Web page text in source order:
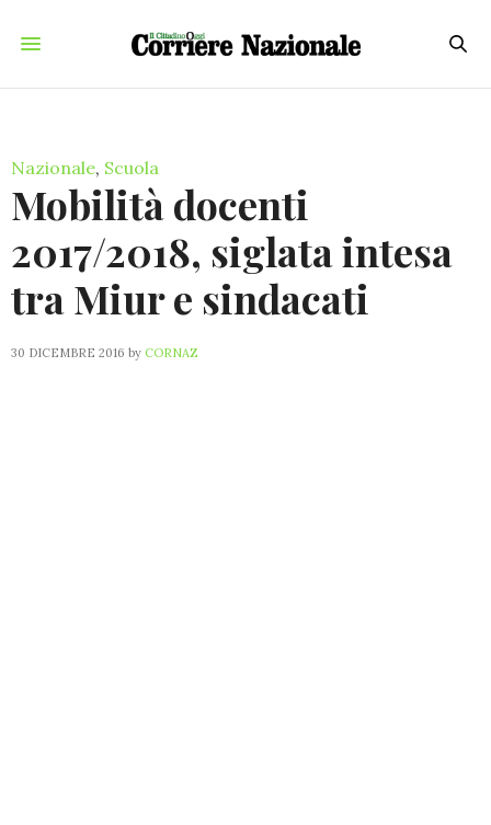
Nazionale, Scuola
Mobilità docenti
2017/2018, siglata intesa
tra Miur e sindacati
30 DICEMBRE 2016 by CORNAZ